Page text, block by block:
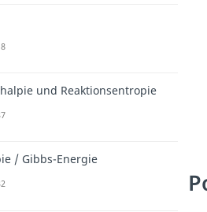
und Reaktionsentropie
/ Gibbs-Energie